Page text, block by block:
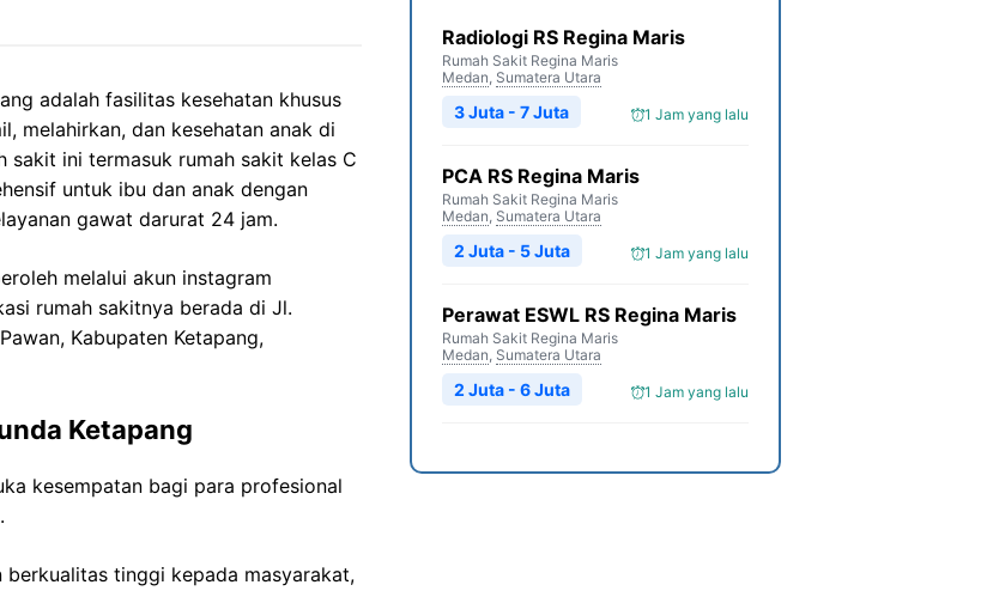
adalah fasilitas kesehatan khusus
melahirkan, dan kesehatan anak di
sakit ini termasuk rumah sakit kelas C
untuk ibu dan anak dengan
gawat darurat 24 jam.
melalui akun instagram
rumah sakitnya berada di Jl.
Kabupaten Ketapang,
Ketapang
kesempatan bagi para profesional
berkualitas tinggi kepada masyarakat,
Radiologi RS Regina Maris
Rumah Sakit Regina Maris
Medan, Sumatera Utara
1 Jam yang lalu
3 Juta - 7 Juta
PCA RS Regina Maris
Rumah Sakit Regina Maris
Medan, Sumatera Utara
1 Jam yang lalu
2 Juta - 5 Juta
Perawat ESWL RS Regina Maris
Rumah Sakit Regina Maris
Medan, Sumatera Utara
1 Jam yang lalu
2 Juta - 6 Juta